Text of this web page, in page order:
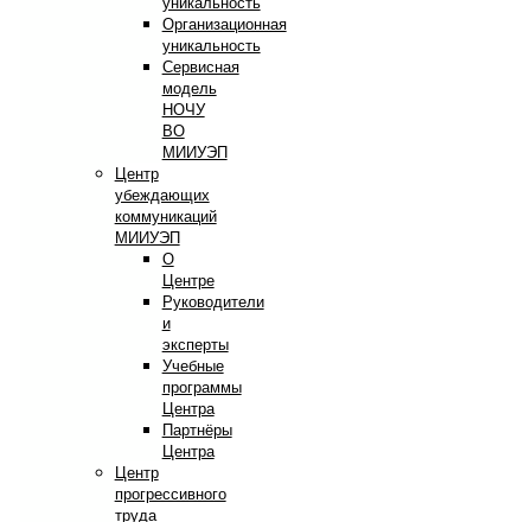
Организационная
уникальность
Сервисная
модель
НОЧУ
ВО
МИИУЭП
Центр
убеждающих
коммуникаций
МИИУЭП
О
Центре
Руководители
и
эксперты
Учебные
программы
Центра
Партнёры
Центра
Центр
прогрессивного
труда